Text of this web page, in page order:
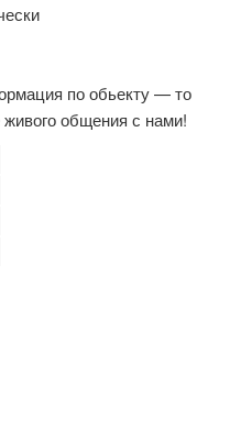
по обьекту — то
живого общения с нами!